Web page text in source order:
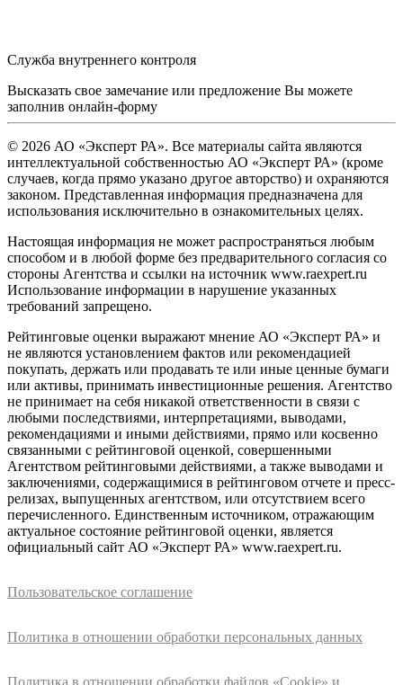
Служба внутреннего контроля
Высказать свое замечание или предложение Вы можете
заполнив онлайн-форму
© 2026 АО «Эксперт РА». Все материалы сайта являются
интеллектуальной собственностью АО «Эксперт РА» (кроме
случаев, когда прямо указано другое авторство) и охраняются
законом. Представленная информация предназначена для
использования исключительно в ознакомительных целях.
Настоящая информация не может распространяться любым
способом и в любой форме без предварительного согласия со
стороны Агентства и ссылки на источник www.raexpert.ru
Использование информации в нарушение указанных
требований запрещено.
Рейтинговые оценки выражают мнение АО «Эксперт РА» и
не являются установлением фактов или рекомендацией
покупать, держать или продавать те или иные ценные бумаги
или активы, принимать инвестиционные решения. Агентство
не принимает на себя никакой ответственности в связи с
любыми последствиями, интерпретациями, выводами,
рекомендациями и иными действиями, прямо или косвенно
связанными с рейтинговой оценкой, совершенными
Агентством рейтинговыми действиями, а также выводами и
заключениями, содержащимися в рейтинговом отчете и пресс-
релизах, выпущенных агентством, или отсутствием всего
перечисленного. Единственным источником, отражающим
актуальное состояние рейтинговой оценки, является
официальный сайт АО «Эксперт РА» www.raexpert.ru.
Пользовательское соглашение
Политика в отношении обработки персональных данных